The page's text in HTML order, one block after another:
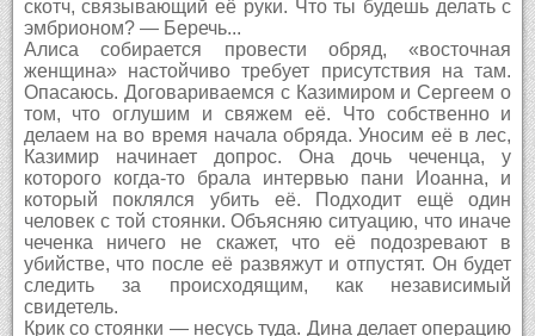
скотч, связывающий её руки. Что ты будешь делать с
эмбрионом? — Беречь...
Алиса собирается провести обряд, «восточная
женщина» настойчиво требует присутствия на там.
Опасаюсь. Договариваемся с Казимиром и Сергеем о
том, что оглушим и свяжем её. Что собственно и
делаем на во время начала обряда. Уносим её в лес,
Казимир начинает допрос. Она дочь чеченца, у
которого когда-то брала интервью пани Иоанна, и
который поклялся убить её. Подходит ещё один
человек с той стоянки. Объясняю ситуацию, что иначе
чеченка ничего не скажет, что её подозревают в
убийстве, что после её развяжут и отпустят. Он будет
следить за происходящим, как независимый
свидетель.
Крик со стоянки — несусь туда. Дина делает операцию